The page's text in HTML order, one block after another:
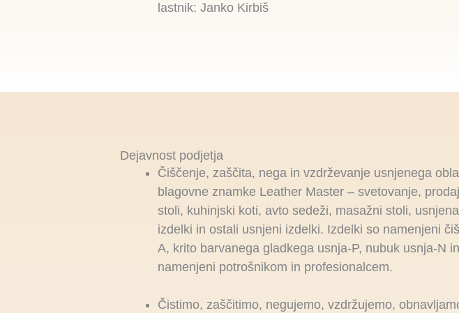
lastnik: Janko Kirbiš
Dejavnost podjetja
Čiščenje, zaščita, nega in vzdrževanje usnjenega
blagovne znamke Leather Master – svetovanje,
stoli, kuhinjski koti, avto sedeži, masažni stoli,
izdelki in ostali usnjeni izdelki. Izdelki so namenjeni
A, krito barvanega gladkega usnja-P, nubuk usnja-N
namenjeni potrošnikom in profesionalcem.
Čistimo, zaščitimo, negujemo, vzdržujemo,